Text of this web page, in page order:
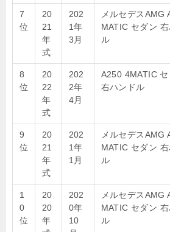
7
位
20
21
年
式
202
1年
3月
メルセデスAMG
MATIC セダン 右
ル
8
位
20
22
年
式
202
2年
4月
A250 4MATIC セ
右ハンドル
9
位
20
21
年
式
202
1年
1月
メルセデスAMG
MATIC セダン 右
ル
1
0
位
20
20
年
202
0年
10
メルセデスAMG
MATIC セダン 右
ル